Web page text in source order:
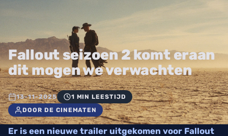
Fallout seizoen 2 komt eraan
dit mogen we verwachten
13-11-2025
1 MIN LEESTIJD
DOOR DE CINEMATEN
Er is een nieuwe trailer uitgekomen voor Fallout